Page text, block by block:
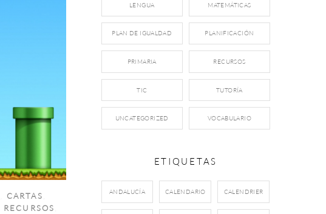
CARTAS
RECURSOS
LENGUA MATEMÁTICAS
PLAN DE IGUALDAD PLANIFICACIÓN
PRIMARIA RECURSOS
TIC TUTORÍA
UNCATEGORIZED VOCABULARIO
ETIQUETAS
ANDALUCÍA CALENDARIO CALENDRIER